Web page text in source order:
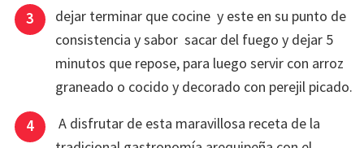
dejar terminar que cocine y este en su punto de
consistencia y sabor sacar del fuego y dejar 5
minutos que repose, para luego servir con arroz
graneado o cocido y decorado con perejil picado.
A disfrutar de esta maravillosa receta de la